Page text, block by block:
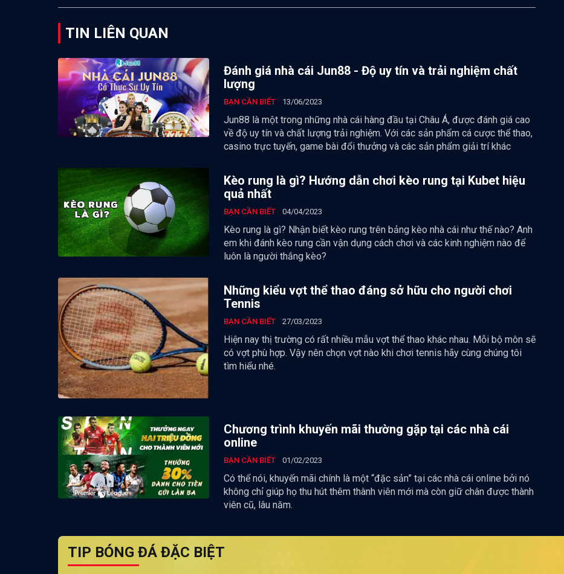
TIN LIÊN QUAN
Đánh giá nhà cái Jun88 - Độ uy tín và trải nghiệm chất
lượng
BẠN CẦN BIẾT 13/06/2023
Jun88 là một trong những nhà cái hàng đầu tại Châu Á, được đánh giá cao
về độ uy tín và chất lượng trải nghiệm. Với các sản phẩm cá cược thể thao,
casino trực tuyến, game bài đổi thưởng và các sản phẩm giải trí khác
Kèo rung là gì? Hướng dẫn chơi kèo rung tại Kubet hiệu
quả nhất
BẠN CẦN BIẾT 04/04/2023
Kèo rung là gì? Nhận biết kèo rung trên bảng kèo nhà cái như thế nào? Anh
em khi đánh kèo rung cần vận dụng cách chơi và các kinh nghiệm nào để
luôn là người thắng kèo?
Những kiểu vợt thể thao đáng sở hữu cho người chơi
Tennis
BẠN CẦN BIẾT 27/03/2023
Hiện nay thị trường có rất nhiều mẫu vợt thể thao khác nhau. Mỗi bộ môn sẽ
có vợt phù hợp. Vậy nên chọn vợt nào khi chơi tennis hãy cùng chúng tôi
tìm hiểu nhé.
Chương trình khuyến mãi thường gặp tại các nhà cái
online
BẠN CẦN BIẾT 01/02/2023
Có thể nói, khuyến mãi chính là một “đặc sản” tại các nhà cái online bởi nó
không chỉ giúp họ thu hút thêm thành viên mới mà còn giữ chân được thành
viên cũ, lâu năm.
TIP BÓNG ĐÁ ĐẶC BIỆT